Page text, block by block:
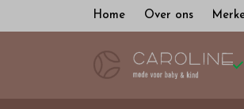
Home Over ons